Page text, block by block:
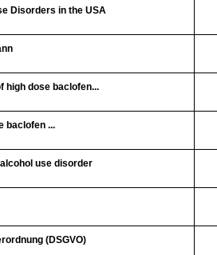
Disorders in the USA
high dose baclofen...
baclofen ...
use disorder
(DSGVO)